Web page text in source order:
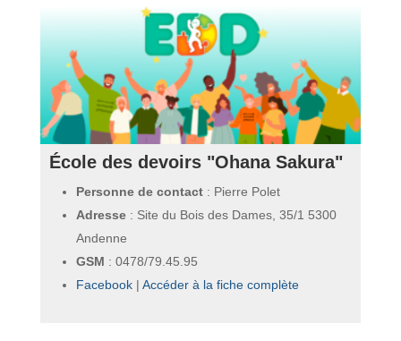
École des devoirs "Ohana Sakura"
Personne de contact: Pierre Polet
Adresse: Site du Bois des Dames, 35/1 5300
Andenne
GSM : 0478/79.45.95
Facebook| Accéder à la fiche complète